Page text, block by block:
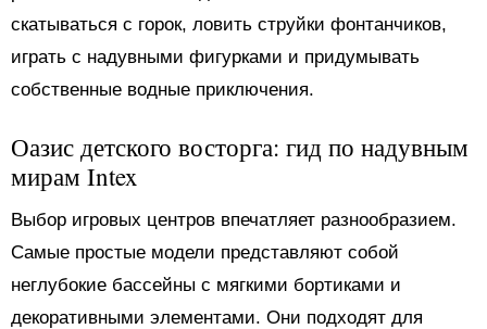
скатываться с горок, ловить струйки фонтанчиков,
играть с надувными фигурками и придумывать
собственные водные приключения.
Оазис детского восторга: гид по надувным
мирам Intex
Выбор игровых центров впечатляет разнообразием.
Самые простые модели представляют собой
неглубокие бассейны с мягкими бортиками и
декоративными элементами. Они подходят для